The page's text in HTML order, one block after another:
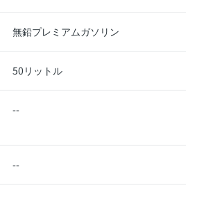
無鉛プレミアムガソリン
50リットル
--
--